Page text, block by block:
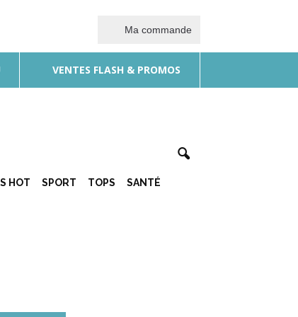
Ma commande
VENTES FLASH & PROMOS
HOT SPORT TOPS SANTÉ